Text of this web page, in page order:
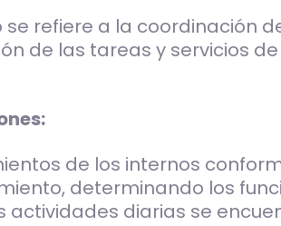
refiere a la coordinación
de las tareas y servicios
de los internos
determinando los
actividades diarias se